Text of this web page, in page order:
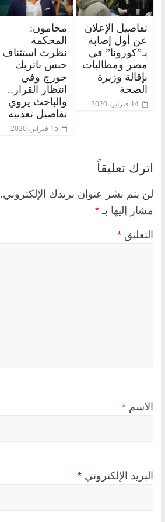
تفاصيل الإعلان
عن أول إصابة
بـ”كورونا” في
مصر ومطالبات
بإقالة وزيرة
الصحة
14 فبراير، 2020
محامون:
المحكمة
نظرت استئناف
حبس باتريك
جورج وفي
انتظار القرار..
والباحث يروي
تفاصيل تعذيبه
15 فبراير، 2020
اترك تعليقاً
لن يتم نشر عنوان بريدك الإلكتروني.
مشار إليها بـ *
التعليق *
الاسم *
البريد الإلكتروني *